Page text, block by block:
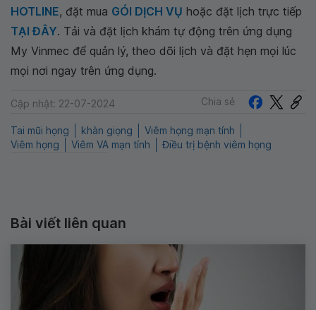
HOTLINE, đặt mua GÓI DỊCH VỤ hoặc đặt lịch trực tiếp
TẠI ĐÂY. Tải và đặt lịch khám tự động trên ứng dụng
My Vinmec để quản lý, theo dõi lịch và đặt hẹn mọi lúc
mọi nơi ngay trên ứng dụng.
Cập nhật: 22-07-2024 Chia sẻ
Tai mũi họng khàn giọng
Viêm họng mạn tính
Viêm họng
Viêm VA mạn tính Điều trị bệnh viêm họng
Bài viết liên quan